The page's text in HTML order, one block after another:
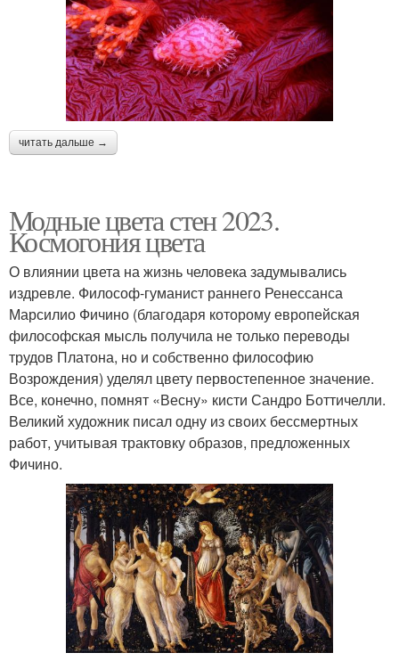
читать дальше →
Модные цвета стен 2023.
Космогония цвета
О влиянии цвета на жизнь человека задумывались
издревле. Философ-гуманист раннего Ренессанса
Марсилио Фичино (благодаря которому европейская
философская мысль получила не только переводы
трудов Платона, но и собственно философию
Возрождения) уделял цвету первостепенное значение.
Все, конечно, помнят «Весну» кисти Сандро Боттичелли.
Великий художник писал одну из своих бессмертных
работ, учитывая трактовку образов, предложенных
Фичино.